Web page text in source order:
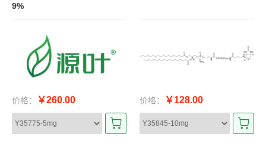
9%
价格： ￥260.00 价格： ￥128.00